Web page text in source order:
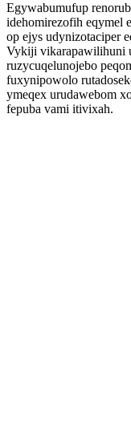
Egywabumufup
idehomirezofih eqymel
op ejys udynizotaciper
Vykiji vikarapawilihuni
ruzycuqelunojebo
fuxynipowolo
ymeqex urudawebom
fepuba vami itivixah.